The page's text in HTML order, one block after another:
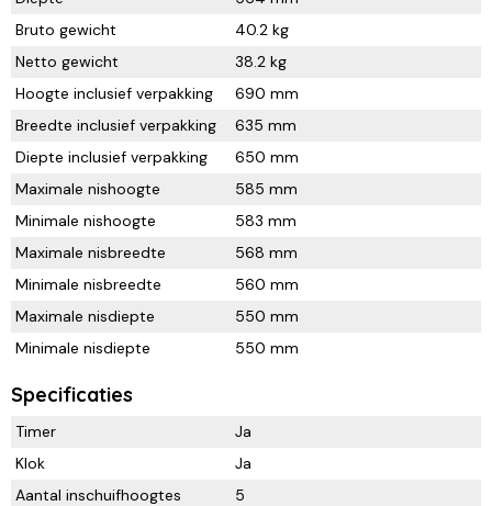
Bruto gewicht
40.2 kg
Netto gewicht
38.2 kg
Hoogte inclusief verpakking
690 mm
Breedte inclusief verpakking
635 mm
Diepte inclusief verpakking
650 mm
Maximale nishoogte
585 mm
Minimale nishoogte
583 mm
Maximale nisbreedte
568 mm
Minimale nisbreedte
560 mm
Maximale nisdiepte
550 mm
Minimale nisdiepte
550 mm
Specificaties
Timer
Ja
Klok
Ja
Aantal inschuifhoogtes
5